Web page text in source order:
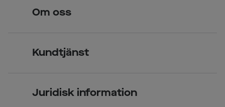
Över 70 butiker
Kontaktlinser
Om oss
Kundtjänst
Juridisk information